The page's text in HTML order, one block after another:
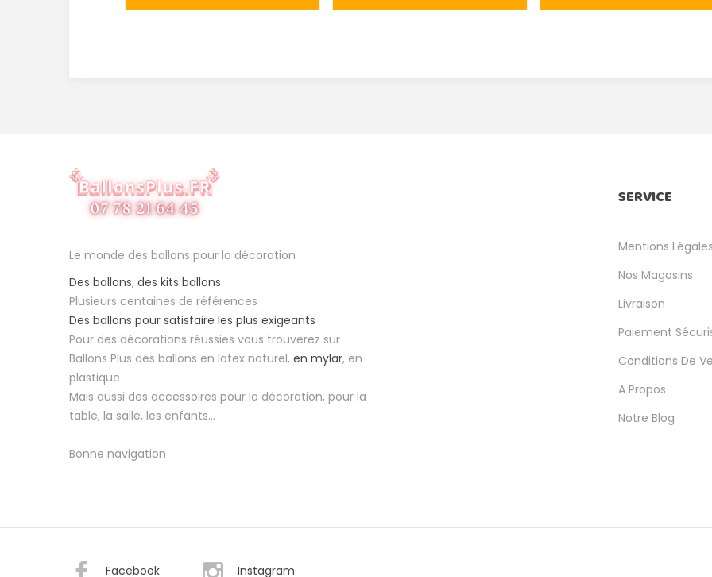
Le monde des ballons pour la décoration
Des ballons, des kits ballons
Plusieurs centaines de références
Des ballons pour satisfaire les plus exigeants
Pour des décorations réussies vous trouverez sur
Ballons Plus des ballons en latex naturel, en mylar, en
plastique
Mais aussi des accessoires pour la décoration, pour la
table, la salle, les enfants...
Bonne navigation
SERVICE
Mentions Légales
Nos Magasins
Livraison
Paiement
Conditions De
A Propos
Notre Blog
Facebook Instagram